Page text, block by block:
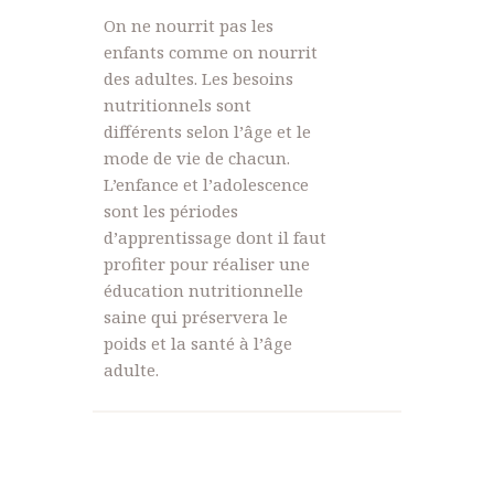
On ne nourrit pas les
enfants comme on nourrit
des adultes. Les besoins
nutritionnels sont
différents selon l’âge et le
mode de vie de chacun.
L’enfance et l’adolescence
sont les périodes
d’apprentissage dont il faut
profiter pour réaliser une
éducation nutritionnelle
saine qui préservera le
poids et la santé à l’âge
adulte.